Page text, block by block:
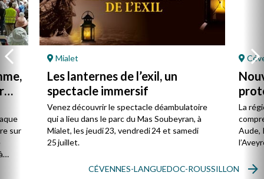
sur
Mialet
Les lanternes de l’exil, un
spectacle immersif
Venez découvrir le spectacle déambulatoire
qui a lieu dans le parc du Mas Soubeyran, à
Mialet, les jeudi 23, vendredi 24 et samedi
25 juillet.
La
Aude,
CÉVENNES-LANGUEDOC-ROUSSILLON